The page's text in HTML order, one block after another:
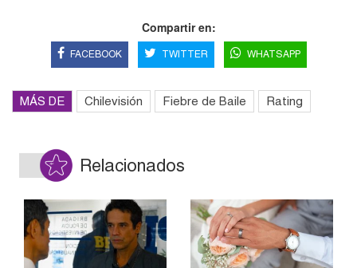
Compartir en:
FACEBOOK TWITTER WHATSAPP
MÁS DE Chilevisión Fiebre de Baile Rating
Relacionados